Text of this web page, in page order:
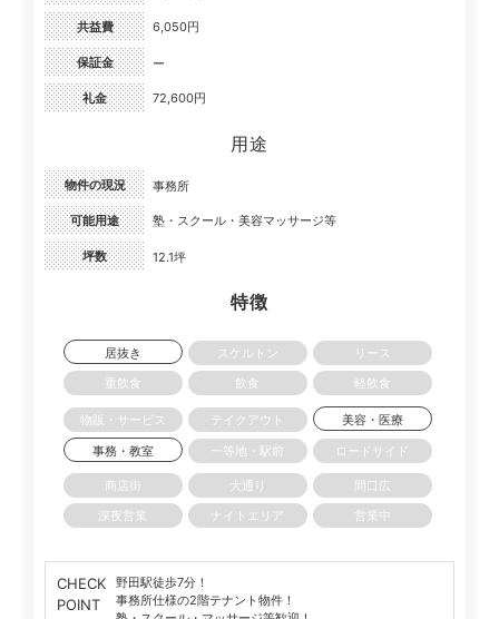
共益費 6,050円
保証金 ー
礼金 72,600円
用途
物件の現況 事務所
可能用途 塾・スクール・美容マッサージ等
坪数 12.1坪
特徴
居抜き スケルトン
リース
重飲食
飲食 軽飲食
物販・サービス テイクアウト
美容・医療
事務・教室
一等地・駅前 ロードサイド
商店街 大通り
間口広
深夜営業
ナイトエリア 営業中
CHECK
POINT
野田駅徒歩7分！
事務所仕様の2階テナント物件！